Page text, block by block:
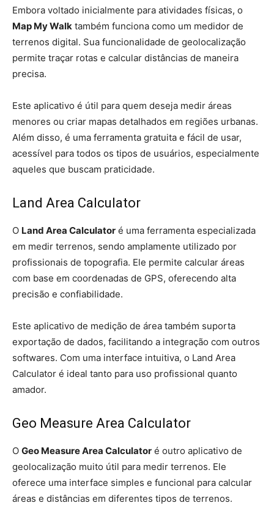
Embora voltado inicialmente para atividades físicas, o
Map My Walk também funciona como um medidor de
terrenos digital. Sua funcionalidade de geolocalização
permite traçar rotas e calcular distâncias de maneira
precisa.
Este aplicativo é útil para quem deseja medir áreas
menores ou criar mapas detalhados em regiões urbanas.
Além disso, é uma ferramenta gratuita e fácil de usar,
acessível para todos os tipos de usuários, especialmente
aqueles que buscam praticidade.
Land Area Calculator
O Land Area Calculator é uma ferramenta especializada
em medir terrenos, sendo amplamente utilizado por
profissionais de topografia. Ele permite calcular áreas
com base em coordenadas de GPS, oferecendo alta
precisão e confiabilidade.
Este aplicativo de medição de área também suporta
exportação de dados, facilitando a integração com outros
softwares. Com uma interface intuitiva, o Land Area
Calculator é ideal tanto para uso profissional quanto
amador.
Geo Measure Area Calculator
O Geo Measure Area Calculator é outro aplicativo de
geolocalização muito útil para medir terrenos. Ele
oferece uma interface simples e funcional para calcular
áreas e distâncias em diferentes tipos de terrenos.